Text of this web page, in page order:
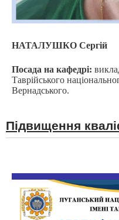
НАТАЛУШКО Сергій
Посада на кафедрі:
Таврійського
Вернадського.
Підвищення